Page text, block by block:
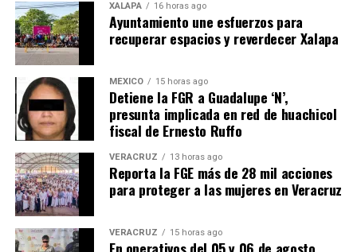
XALAPA 16 horas ago
Ayuntamiento une esfuerzos para
recuperar espacios y reverdecer Xalapa
MÉXICO 15 horas ago
Detiene la FGR a Guadalupe ‘N’,
presunta implicada en red de huachicol
fiscal de Ernesto Ruffo
VERACRUZ 13 horas ago
Reporta la FGE más de 28 mil acciones
para proteger a las mujeres en Veracruz
VERACRUZ 15 horas ago